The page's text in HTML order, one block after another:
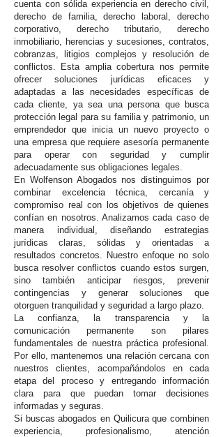
cuenta con sólida experiencia en derecho civil,
derecho de familia, derecho laboral, derecho
corporativo, derecho tributario, derecho
inmobiliario, herencias y sucesiones, contratos,
cobranzas, litigios complejos y resolución de
conflictos. Esta amplia cobertura nos permite
ofrecer soluciones jurídicas eficaces y
adaptadas a las necesidades específicas de
cada cliente, ya sea una persona que busca
protección legal para su familia y patrimonio, un
emprendedor que inicia un nuevo proyecto o
una empresa que requiere asesoría permanente
para operar con seguridad y cumplir
adecuadamente sus obligaciones legales.
En Wolfenson Abogados nos distinguimos por
combinar excelencia técnica, cercanía y
compromiso real con los objetivos de quienes
confían en nosotros. Analizamos cada caso de
manera individual, diseñando estrategias
jurídicas claras, sólidas y orientadas a
resultados concretos. Nuestro enfoque no solo
busca resolver conflictos cuando estos surgen,
sino también anticipar riesgos, prevenir
contingencias y generar soluciones que
otorguen tranquilidad y seguridad a largo plazo.
La confianza, la transparencia y la
comunicación permanente son pilares
fundamentales de nuestra práctica profesional.
Por ello, mantenemos una relación cercana con
nuestros clientes, acompañándolos en cada
etapa del proceso y entregando información
clara para que puedan tomar decisiones
informadas y seguras.
Si buscas abogados en Quilicura que combinen
experiencia, profesionalismo, atención